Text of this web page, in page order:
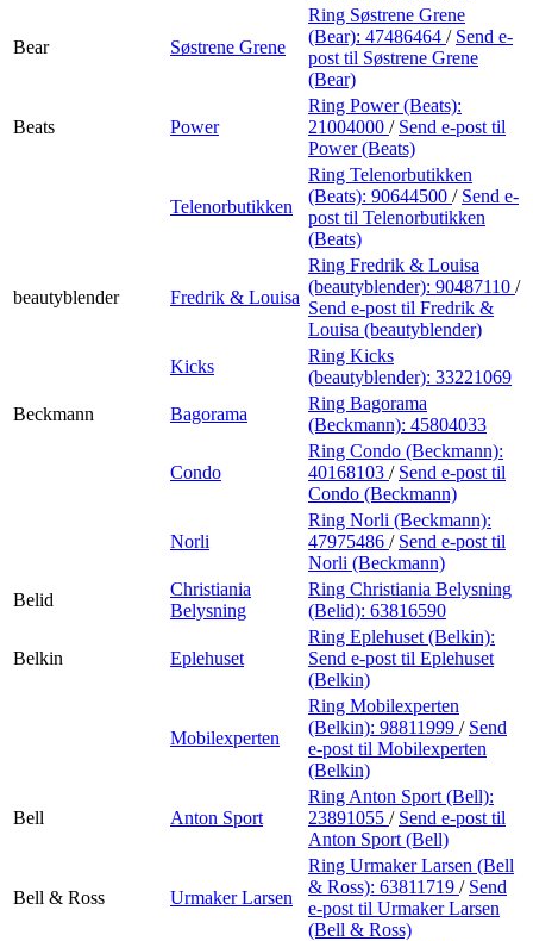
Bear Søstrene Grene
Ring Søstrene Grene
(Bear): 47486464 / Send e-
post til Søstrene Grene
(Bear)
Beats Power
Ring Power (Beats):
21004000 / Send e-post til
Power (Beats)
Telenorbutikken
Ring Telenorbutikken
(Beats): 90644500 / Send e-
post til Telenorbutikken
(Beats)
beautyblender Fredrik & Louisa
Ring Fredrik & Louisa
(beautyblender): 90487110 /
Send e-post til Fredrik &
Louisa (beautyblender)
Kicks
Ring Kicks
(beautyblender): 33221069
Beckmann
Bagorama
Ring Bagorama
(Beckmann): 45804033
Condo
Ring Condo (Beckmann):
40168103 / Send e-post til
Condo (Beckmann)
Norli
Ring Norli (Beckmann):
47975486 / Send e-post til
Norli (Beckmann)
Belid
Christiania
Belysning
Ring Christiania Belysning
(Belid): 63816590
Belkin Eplehuset
Ring Eplehuset (Belkin):
Send e-post til Eplehuset
(Belkin)
Mobilexperten
Ring Mobilexperten
(Belkin): 98811999 / Send
e-post til Mobilexperten
(Belkin)
Bell Anton Sport
Ring Anton Sport (Bell):
23891055 / Send e-post til
Anton Sport (Bell)
Bell & Ross Urmaker Larsen
Ring Urmaker Larsen (Bell
& Ross): 63811719 / Send
e-post til Urmaker Larsen
(Bell & Ross)